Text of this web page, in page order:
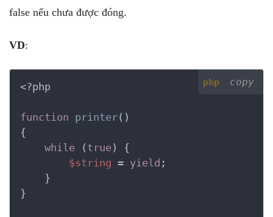
false nếu chưa được đóng.
VD:
php copy
<?php
function printer()
{
while ( true) {
$string = yield ;
    }
}